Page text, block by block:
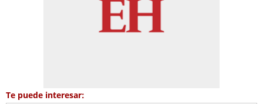
Te puede interesar: